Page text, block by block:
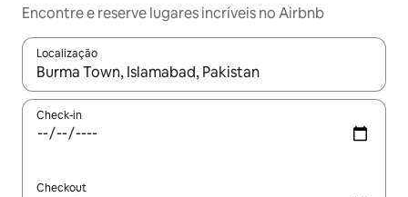
Encontre e reserve lugares incríveis no Airbnb
Localização
Quando os resultados estiverem disponíveis, explore-os
Check-in
Checkout